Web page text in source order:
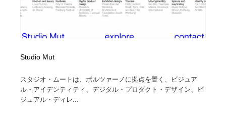
Studio Mut
スタジオ・ムートは、ボルツァーノに拠点を置く、ビジュア
ル・アイデンティティ、デジタル・プロダクト・デザイン、ビ
ジュアル・ディレ...